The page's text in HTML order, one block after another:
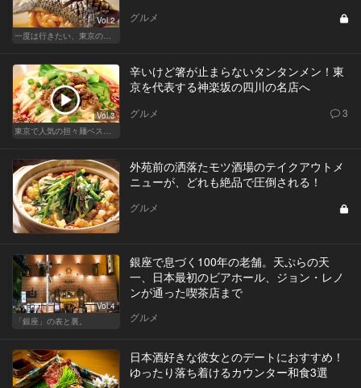
Vol.2
グルメ
Vol.3
辛いけど箸が止まらないタンタンメン！東
京を代表する神楽坂の四川の名店へ
グルメ 3
外苑前の洒落たモツ酒場のテイクアウトメ
ニューが、どれも絶品で圧倒される！
グルメ
Vol.4
「銀座」の表と裏。
銀座で息づく100年の老舗。天ぷらの天
一、日本最初のビアホール、ジョン・レノ
ンが通った喫茶店まで
グルメ
日本酒好きな彼女とのデートにおすすめ！
ゆったり落ち着けるカウンター和食3選